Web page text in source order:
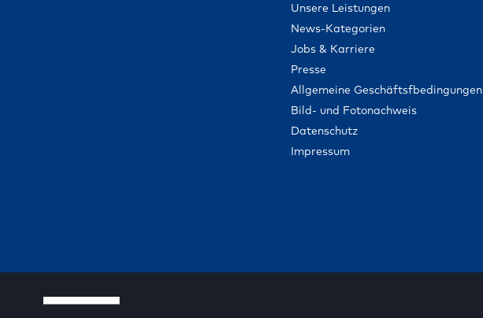
Unsere Leistungen
News-Kategorien
Jobs & Karriere
Presse
Allgemeine Geschäftsfbedingungen
Bild- und Fotonachweis
Datenschutz
Impressum